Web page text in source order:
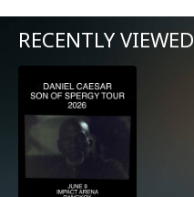
RECENTLY VIEWED